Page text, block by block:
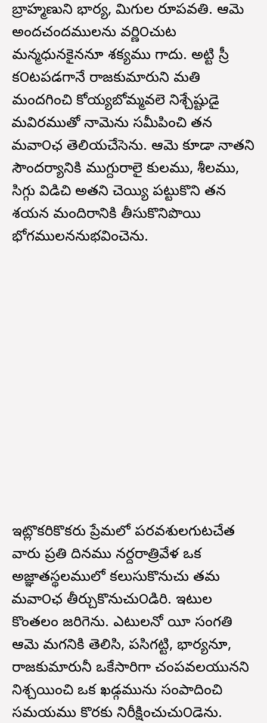
బ్రాహ్మణుని భార్య, మిగుల రూపవతి. ఆమె
అందచందములను వర్ణి౦చుట
మన్మధునకైననూ శక్యము గాదు. అట్టి స్రీ
క౦టపడగానే రాజకుమారుని మతి
మందగించి కోయ్యబోమ్మవలె నిశ్చేష్టుడై
కామవికారముతో నామెను సమీపించి తన
కామవా౦ఛ తెలియచేసెను. ఆమె కూడా నాతని
సౌందర్యానికి ముగ్దురాలై కులము, శీలము,
సిగ్గు విడిచి అతని చెయ్యి పట్టుకొని తన
శయన మందిరానికి తీసుకొనిపొయి
భోగములననుభవించెను.
ఇట్లొకరికొకరు ప్రేమలో పరవశులగుటచేత
వారు ప్రతి దినము నర్దరాత్రివేళ ఒక
అజ్ఞాతస్థలములో కలుసుకొనుచు తమ
కామవా౦ఛ తీర్చుకొనుచు౦డిరి. ఇటుల
కొంతకాలం జరిగెను. ఎటులనో యీ సంగతి
ఆమె మగనికి తెలిసి, పసిగట్టి, భార్యనూ,
రాజకుమారునీ ఒకేసారిగా చంపవలయునని
నిశ్చయించి ఒక ఖడ్గమును సంపాదించి
సమయము కొరకు నిరీక్షించుచు౦డెను.